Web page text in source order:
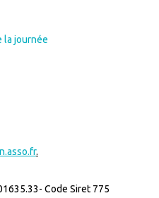
la journée
.
Code Siret 775